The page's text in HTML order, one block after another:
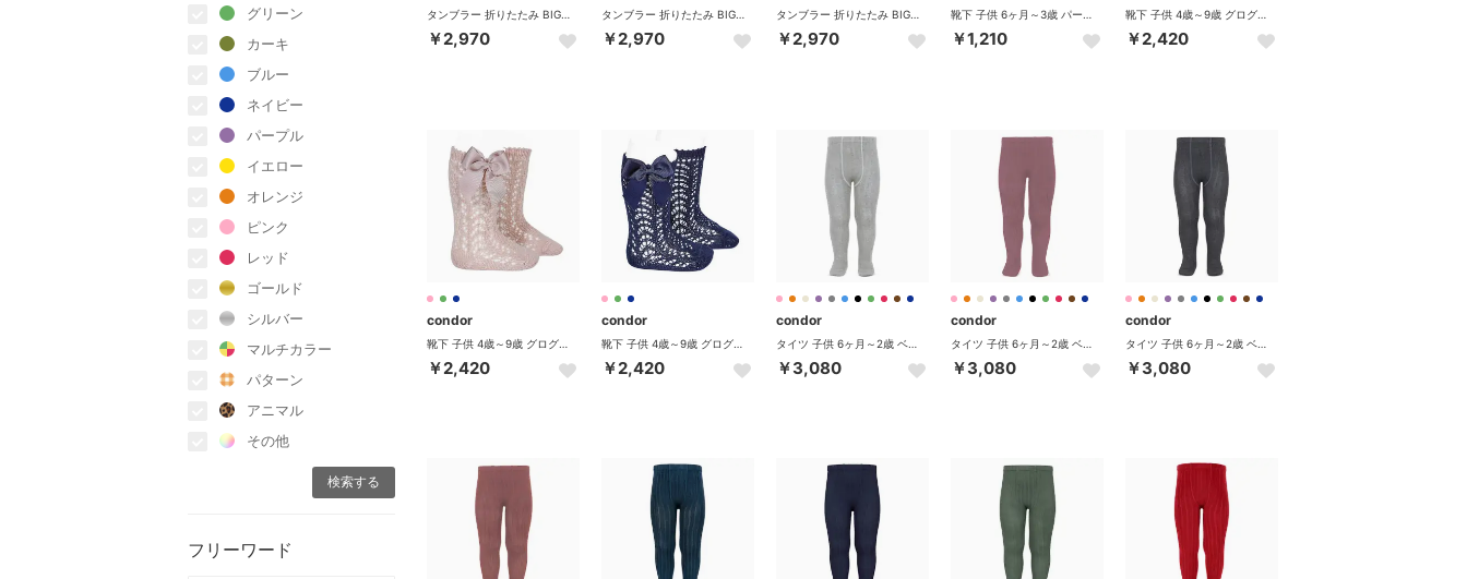
グリーン
カーキ
ブルー
ネイビー
パープル
イエロー
オレンジ
ピンク
レッド
ゴールド
シルバー
マルチカラー
パターン
アニマル
その他
フリーワード
￥2,970 ￥2,970 ￥2,970 ￥1,210 ￥2,420
condor
￥2,420
condor
￥2,420
condor
￥3,080
condor
￥3,080
condor
￥3,080